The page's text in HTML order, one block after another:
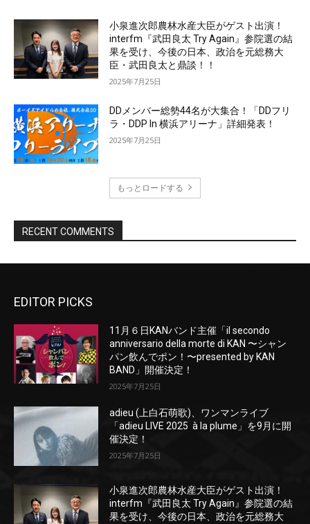
EDITOR PICKS
11月６日KANバンド主催「il secondo
anniversario della morte di KAN 〜シャン
パン飲んでポン！〜presented by KAN
BAND」開催決定！
2025年7月25日
adieu (上白石萌歌)、ワンマンライブ
「adieu LIVE 2025 à la plume」を9月に開
催決定！
2025年7月25日
小泉進次郎農林水産大臣がゲスト出演！
interfm『武田良太 Try Again』参院選の結
果を受け、今後の日本、政治を元総務大